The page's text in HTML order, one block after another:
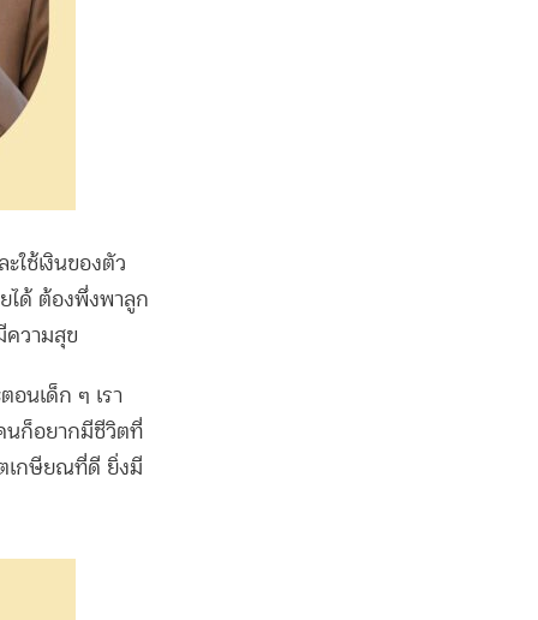
ใช้เงินของตัว
ได้ ต้องพึ่งพาลูก
ความสุข
อนเด็ก ๆ เรา
นก็อยากมีชีวิตที่
ตเกษียณที่ดี ยิ่งมี